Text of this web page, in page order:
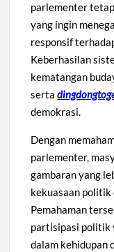
parlementer
yang ingin
responsif
Keberhasilan
kematangan
serta
demokrasi.
Dengan
parlementer,
gambaran yang
kekuasaan politik
Pemahaman
partisipasi politik
dalam kehidupan